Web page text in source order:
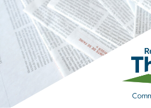
submenu (Documentation )